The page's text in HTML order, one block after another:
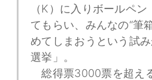
（K）に入りボールペ
てもらい、みんなの“筆
めてしまおうという試
選挙」。
総得票3000票を超え